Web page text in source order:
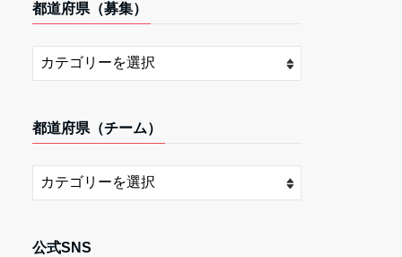
都道府県（募集）
都道府県（チーム）
公式SNS